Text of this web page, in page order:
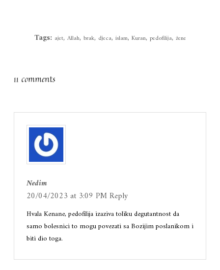
Tags: ajet, Allah, brak, djeca, islam, Kuran, pedofilija, žene
11 comments
Nedim
20/04/2023 at 3:09 PMReply
Hvala Kenane, pedofilija izaziva toliku degutantnost da
samo bolesnici to mogu povezati sa Bozijim poslanikom i
biti dio toga.